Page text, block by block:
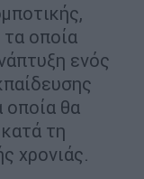
οποία
ενός
θα
τη
χρονιάς.